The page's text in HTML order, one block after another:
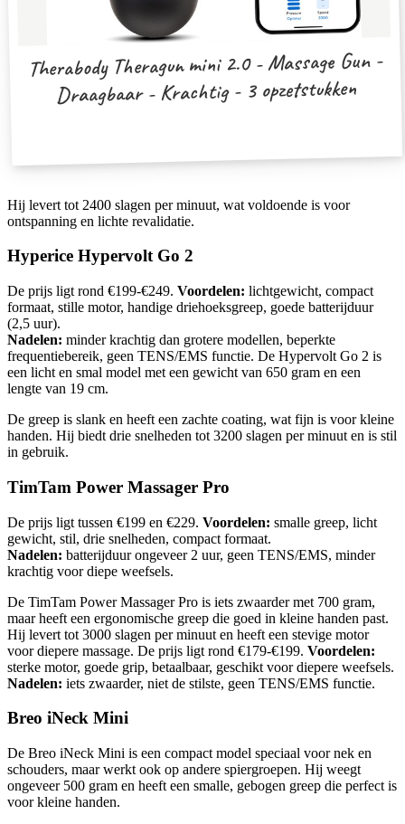
Therabody Theragun mini 2.0 - Massage Gun -
Draagbaar - Krachtig - 3 opzetstukken
Hij levert tot 2400 slagen per minuut, wat voldoende is voor
ontspanning en lichte revalidatie.
Hyperice Hypervolt Go 2
De prijs ligt rond €199-€249. Voordelen: lichtgewicht, compact
formaat, stille motor, handige driehoeksgreep, goede batterijduur
(2,5 uur).
Nadelen: minder krachtig dan grotere modellen, beperkte
frequentiebereik, geen TENS/EMS functie. De Hypervolt Go 2 is
een licht en smal model met een gewicht van 650 gram en een
lengte van 19 cm.
De greep is slank en heeft een zachte coating, wat fijn is voor kleine
handen. Hij biedt drie snelheden tot 3200 slagen per minuut en is stil
in gebruik.
TimTam Power Massager Pro
De prijs ligt tussen €199 en €229. Voordelen: smalle greep, licht
gewicht, stil, drie snelheden, compact formaat.
Nadelen: batterijduur ongeveer 2 uur, geen TENS/EMS, minder
krachtig voor diepe weefsels.
De TimTam Power Massager Pro is iets zwaarder met 700 gram,
maar heeft een ergonomische greep die goed in kleine handen past.
Hij levert tot 3000 slagen per minuut en heeft een stevige motor
voor diepere massage. De prijs ligt rond €179-€199. Voordelen:
sterke motor, goede grip, betaalbaar, geschikt voor diepere weefsels.
Nadelen: iets zwaarder, niet de stilste, geen TENS/EMS functie.
Breo iNeck Mini
De Breo iNeck Mini is een compact model speciaal voor nek en
schouders, maar werkt ook op andere spiergroepen. Hij weegt
ongeveer 500 gram en heeft een smalle, gebogen greep die perfect is
voor kleine handen.